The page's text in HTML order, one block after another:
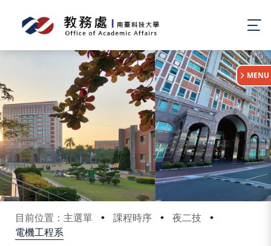
目前位置：主選單 課程時序
夜二技
電機工程系
:::
MENU